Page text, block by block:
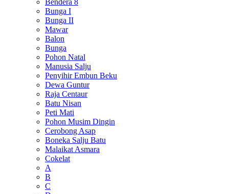
Bendera 8
Bunga I
Bunga II
Mawar
Balon
Bunga
Pohon Natal
Manusia Salju
Penyihir Embun Beku
Dewa Guntur
Raja Centaur
Batu Nisan
Peti Mati
Pohon Musim Dingin
Cerobong Asap
Boneka Salju Batu
Malaikat Asmara
Cokelat
A
B
C